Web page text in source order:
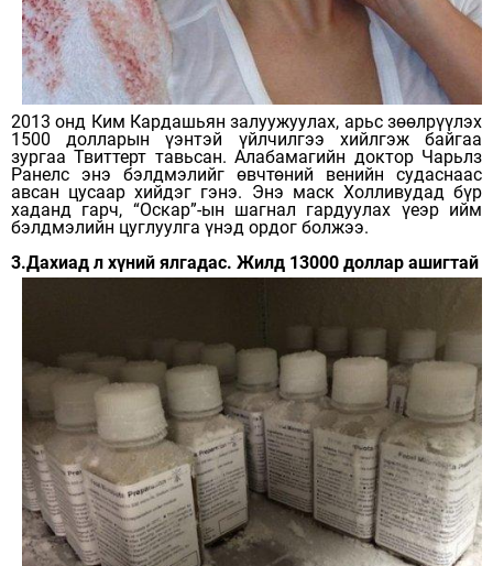
2013 онд Ким Кардашьян залуужуулах, арьс зөөлрүүлэх
1500 долларын үэнтэй үйлчилгээ хийлгэж байгаа
зургаа Твиттерт тавьсан. Алабамагийн доктор Чарьлз
Ранелс энэ бэлдмэлийг өвчтөний венийн судаснаас
авсан цусаар хийдэг гэнэ. Энэ маск Холливудад бүр
хаданд гарч, “Оскар”-ын шагнал гардуулах үеэр ийм
бэлдмэлийн цуглуулга үнэд ордог болжээ.
3.Дахиад л хүний ялгадас. Жилд 13000 доллар ашигтай